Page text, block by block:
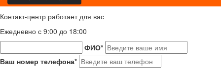
Контакт-центр работает для вас
Ежедневно с 9:00 до 18:00
ФИО*
Ваш номер телефона*